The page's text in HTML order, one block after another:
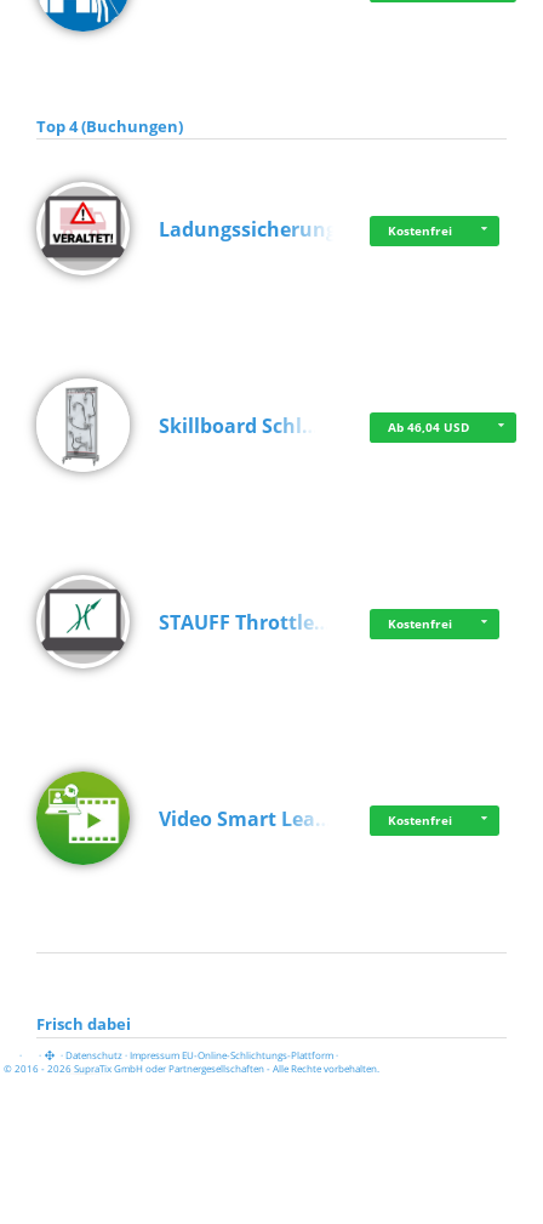
Top 4 (Buchungen)
Ladungssicherung Kostenfrei
Skillboard Schl… Ab 46,04 USD
STAUFF Throttle… Kostenfrei
Video Smart Lea… Kostenfrei
Frisch dabei
· · ·Datenschutz·Impressum EU-Online-Schlichtungs-Plattform·
© 2016 - 2026 SupraTix GmbH oder Partnergesellschaften - Alle Rechte vorbehalten.